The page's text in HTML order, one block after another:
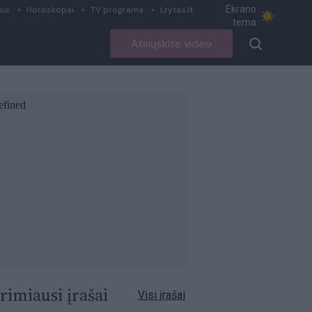
Horoskopai TV programa Lrytas.lt
Ekrano
tema
Atsiųskite video
įrašai Visi įrašai